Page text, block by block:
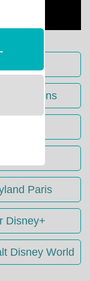
Paris
Disney+
Disney World